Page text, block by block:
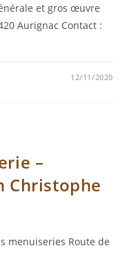
et gros œuvre
Aurignac Contact :
12/11/2020
–
Christophe
menuiseries Route de